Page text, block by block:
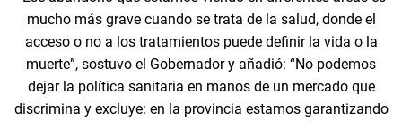
mucho más grave cuando se trata de la salud, donde el
acceso o no a los tratamientos puede definir la vida o la
muerte”, sostuvo el Gobernador y añadió: “No podemos
dejar la política sanitaria en manos de un mercado que
discrimina y excluye: en la provincia estamos garantizando